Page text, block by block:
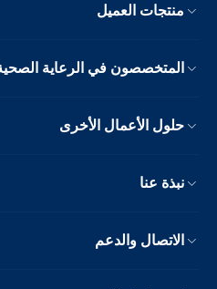
منتجات العميل
المتخصصون في الرعاية الصحية
حلول الأعمال الأخرى
نبذة عنا
الاتصال والدعم